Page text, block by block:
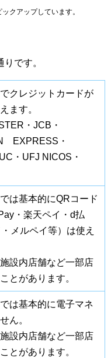
クアップしています。
です。
クレジットカードが
ます。
・JCB・
EXPRESS・
・UFJ NICOS・
は基本的にQRコード
・楽天ペイ・d払
メルペイ等）は使え
設内店舗など一部店
とがあります。
は基本的に電子マネ
ん。
設内店舗など一部店
とがあります。